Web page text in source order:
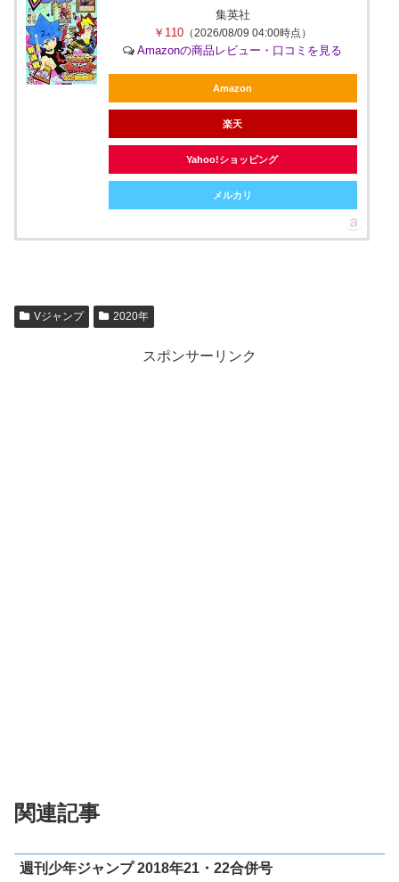
集英社
￥110 （2026/08/09 04:00時点）
Amazonの商品レビュー・口コミを見る
Amazon
楽天
Yahoo!ショッピング
メルカリ
Vジャンプ 2020年
スポンサーリンク
関連記事
週刊少年ジャンプ 2018年21・22合併号